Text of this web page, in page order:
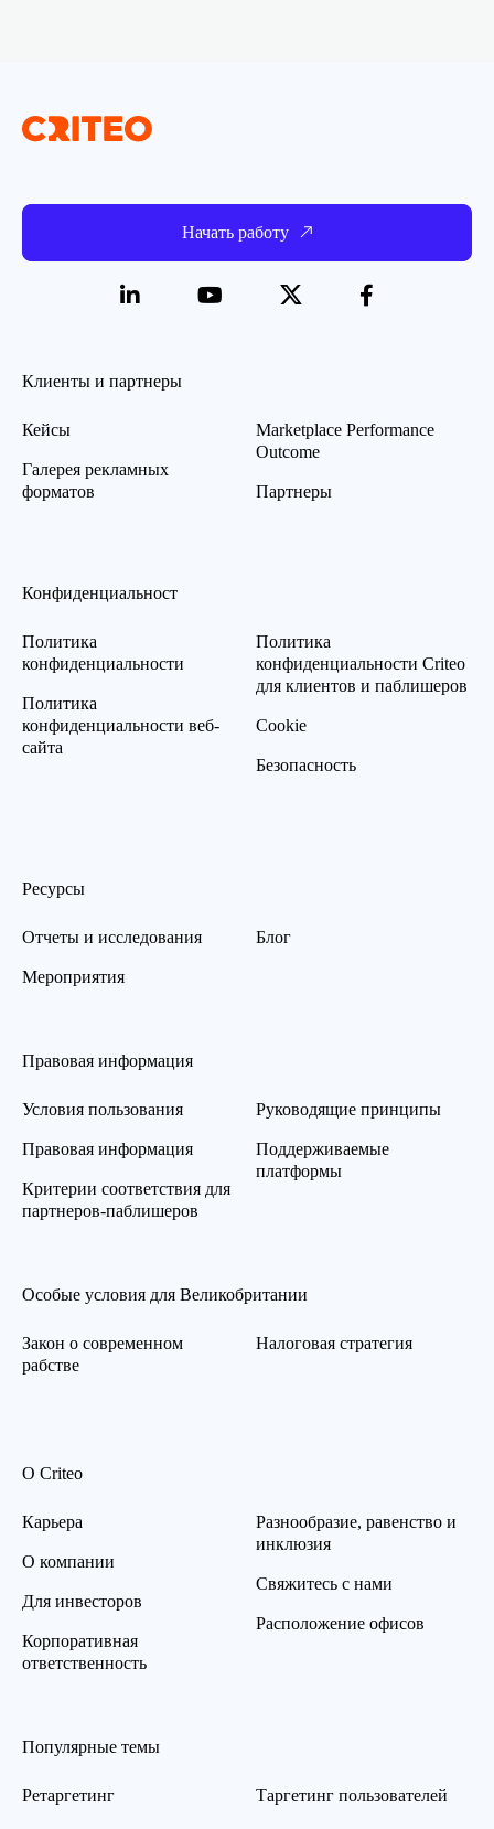
Начать работу
Клиенты и партнеры
Кейсы
Галерея рекламных
форматов
Marketplace Performance
Outcome
Партнеры
Конфиденциальност
Политика
конфиденциальности
Политика
конфиденциальности веб-
сайта
Политика
конфиденциальности Criteo
для клиентов и паблишеров
Cookie
Безопасность
Ресурсы
Отчеты и исследования
Мероприятия
Блог
Правовая информация
Условия пользования
Правовая информация
Критерии соответствия для
партнеров-паблишеров
Руководящие принципы
Поддерживаемые
платформы
Особые условия для Великобритании
Закон о современном
рабстве
Налоговая стратегия
О Criteo
Карьера
О компании
Для инвесторов
Корпоративная
ответственность
Разнообразие, равенство и
инклюзия
Свяжитесь с нами
Расположение офисов
Популярные темы
Ретаргетинг Таргетинг пользователей